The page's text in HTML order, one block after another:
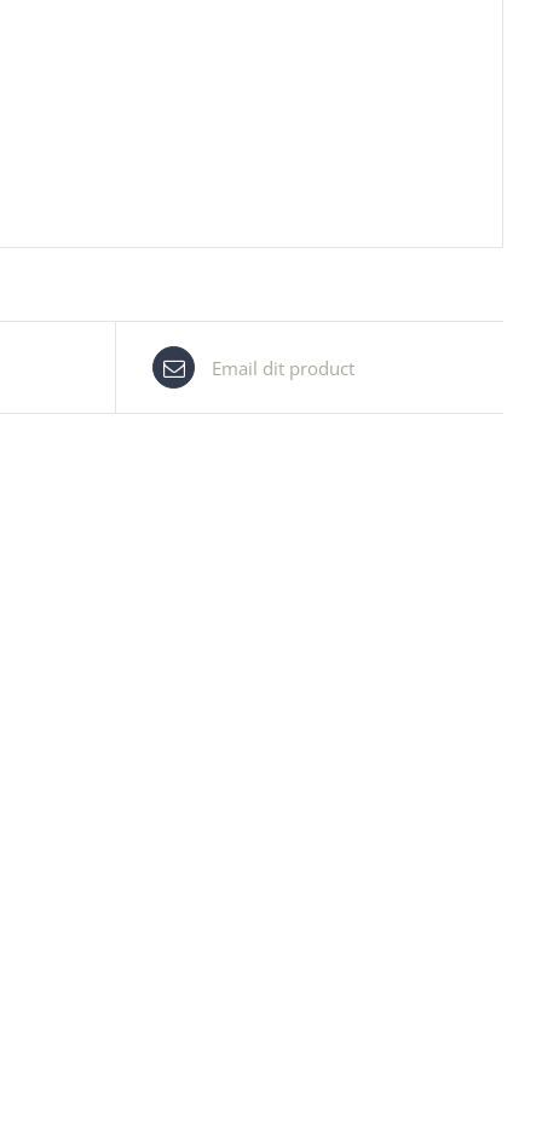
Email dit product